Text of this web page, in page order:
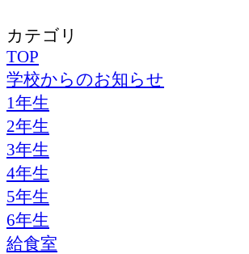
カテゴリ
TOP
学校からのお知らせ
1年生
2年生
3年生
4年生
5年生
6年生
給食室